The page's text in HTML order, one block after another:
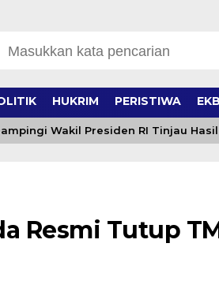
HUKRIM PERISTIWA
Wakil Presiden RI Tinjau Hasil
Resmi Tutup